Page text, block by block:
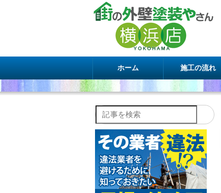
ホーム 施工の流れ
記事を検索